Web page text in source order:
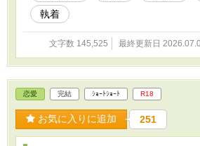
執着
文字数 145,525 最終更新日
恋愛 完結 ｼｮｰﾄｼｮｰﾄ R18
お気に入りに追加 251